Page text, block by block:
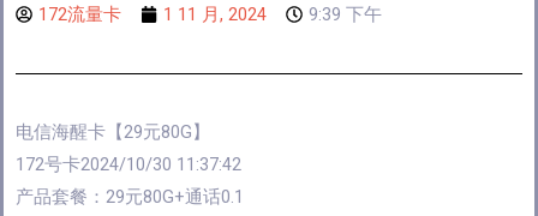
172流量卡 1 11 月, 2024 9:39 下午
电信海醒卡【29元80G】
172号卡2024/10/30 11:37:42
产品套餐：29元80G+通话0.1